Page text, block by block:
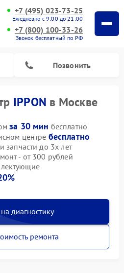
+7 (495) 023-73-25
Ежедневно с 9:00 до 21:00
+7 (800) 100-33-26
Звонок бесплатный по РФ
Позвонить
IPPON в Москве
за 30 мин бесплатно
центре бесплатно
запчасти до 3х лет
- от 300 рублей
диагностику
ремонта